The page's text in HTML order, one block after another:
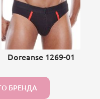
Doreanse 1269-01
БРЕНДА